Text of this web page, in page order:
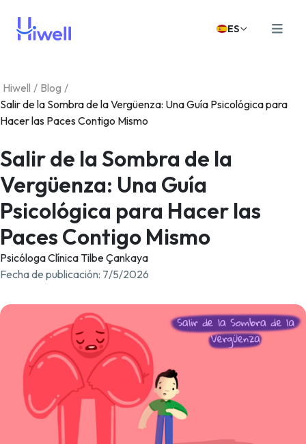
ES
Hiwell / Blog /
Salir de la Sombra de la Vergüenza: Una Guía Psicológica para
Hacer las Paces Contigo Mismo
Salir de la Sombra de la
Vergüenza: Una Guía
Psicológica para Hacer las
Paces Contigo Mismo
Psicóloga Clínica Tilbe Çankaya
Fecha de publicación: 7/5/2026